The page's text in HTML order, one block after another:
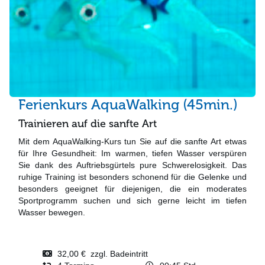
Ferienkurs AquaWalking (45min.)
Trainieren auf die sanfte Art
Mit dem AquaWalking-Kurs tun Sie auf die sanfte Art etwas
für Ihre Gesundheit: Im warmen, tiefen Wasser verspüren
Sie dank des Auftriebsgürtels pure Schwerelosigkeit. Das
ruhige Training ist besonders schonend für die Gelenke und
besonders geeignet für diejenigen, die ein moderates
Sportprogramm suchen und sich gerne leicht im tiefen
Wasser bewegen.
32,00 € zzgl. Badeintritt